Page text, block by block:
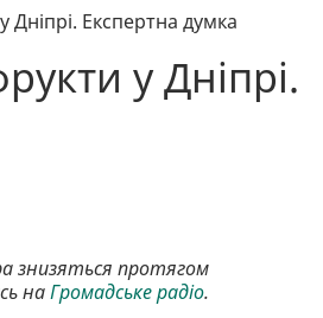
Дніпрі. Експертна думка
у Дніпрі.
знизяться протягом
наГромадське радіо.